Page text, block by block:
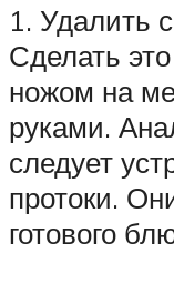
1. Удалить
Сделать
ножом на
руками.
следует
протоки.
готового